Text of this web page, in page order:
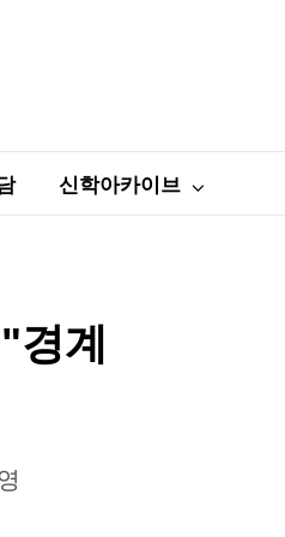
신학아카이브
경계